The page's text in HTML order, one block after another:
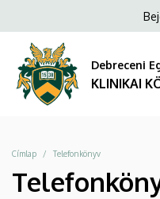
KLINIKAI
KÖZPONT
a
tartalomra
Debreceni
KLINIKAI
Morzsa
Címlap Telefonkönyv